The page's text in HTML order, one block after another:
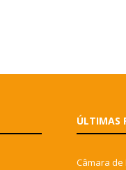
ÚLTIMAS
Câmara